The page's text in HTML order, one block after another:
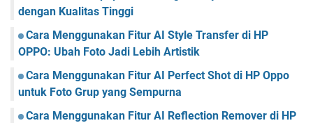
dengan Kualitas Tinggi
Cara Menggunakan Fitur AI Style Transfer di HP
OPPO: Ubah Foto Jadi Lebih Artistik
Cara Menggunakan Fitur AI Perfect Shot di HP Oppo
untuk Foto Grup yang Sempurna
Cara Menggunakan Fitur AI Reflection Remover di HP